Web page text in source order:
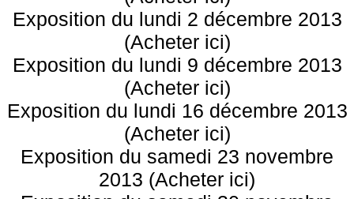
Exposition du lundi 2 décembre 2013
(Acheter ici)
Exposition du lundi 9 décembre 2013
(Acheter ici)
Exposition du lundi 16 décembre 2013
(Acheter ici)
Exposition du samedi 23 novembre
2013 (Acheter ici)